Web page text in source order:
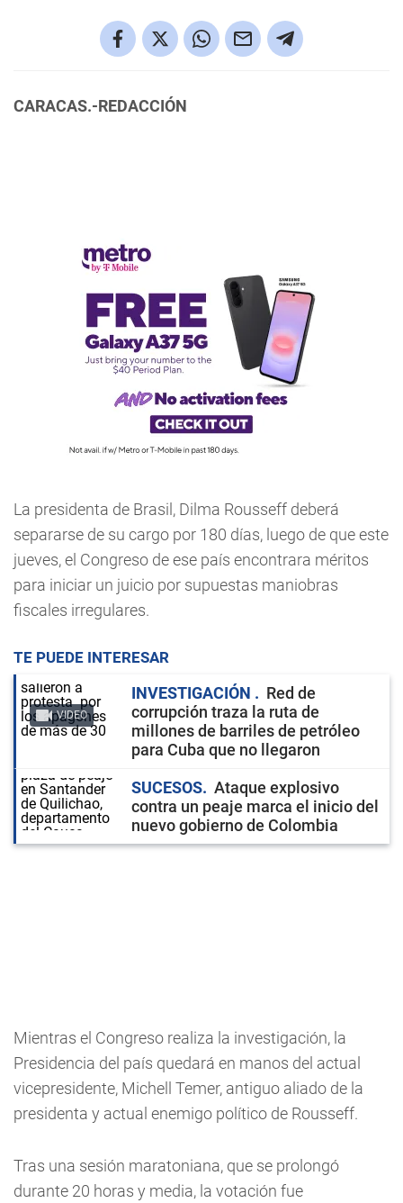
CARACAS.-REDACCIÓN
La presidenta de Brasil, Dilma Rousseff deberá
separarse de su cargo por 180 días, luego de que este
jueves, el Congreso de ese país encontrara méritos
para iniciar un juicio por supuestas maniobras
fiscales irregulares.
TE PUEDE INTERESAR
VIDEO
INVESTIGACIÓN
Red de
corrupción traza la ruta de
millones de barriles de petróleo
para Cuba que no llegaron
SUCESOS
Ataque explosivo
contra un peaje marca el inicio del
nuevo gobierno de Colombia
Mientras el Congreso realiza la investigación, la
Presidencia del país quedará en manos del actual
vicepresidente, Michell Temer, antiguo aliado de la
presidenta y actual enemigo político de Rousseff.
Tras una sesión maratoniana, que se prolongó
durante 20 horas y media, la votación fue